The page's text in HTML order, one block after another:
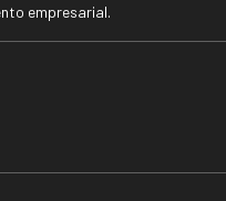
empresarial.